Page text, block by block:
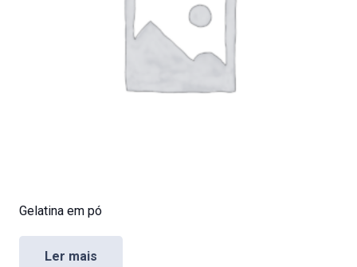
Gelatina em pó
Ler mais